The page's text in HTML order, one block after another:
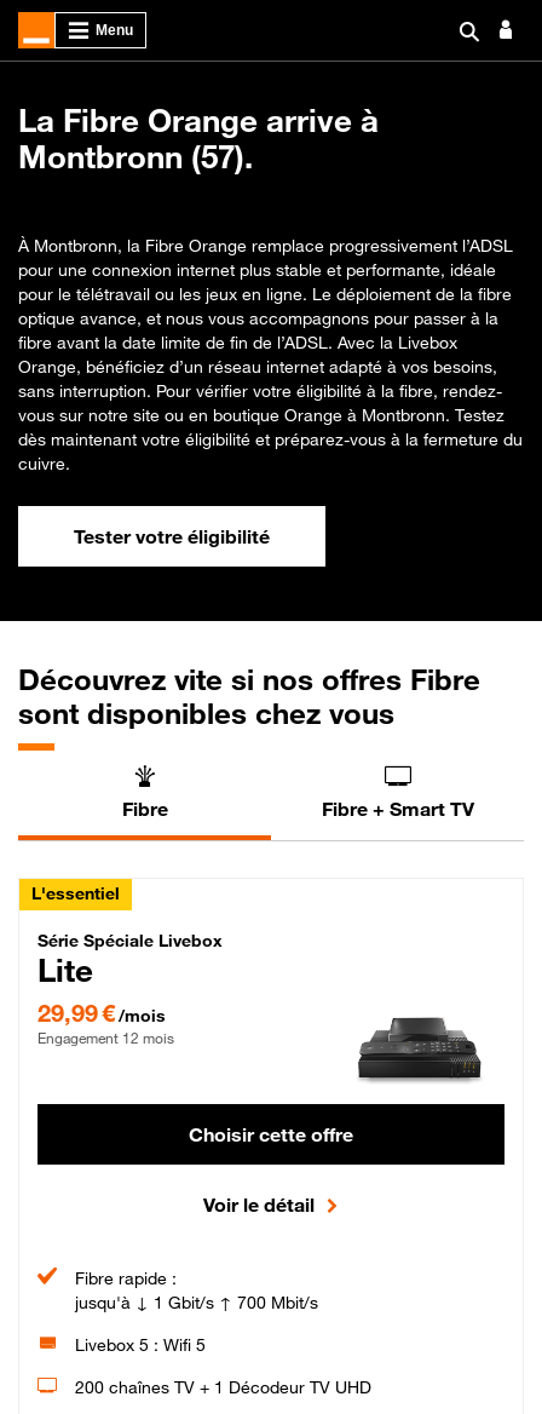
La Fibre Orange arrive à
Montbronn (57).
À Montbronn, la Fibre Orange remplace progressivement l’ADSL
pour une connexion internet plus stable et performante, idéale
pour le télétravail ou les jeux en ligne. Le déploiement de la fibre
optique avance, et nous vous accompagnons pour passer à la
fibre avant la date limite de fin de l’ADSL. Avec la Livebox
Orange, bénéficiez d’un réseau internet adapté à vos besoins,
sans interruption. Pour vérifier votre éligibilité à la fibre, rendez-
vous sur notre site ou en boutique Orange à Montbronn. Testez
dès maintenant votre éligibilité et préparez-vous à la fermeture du
cuivre.
Tester votre éligibilité
Découvrez vite si nos offres Fibre
sont disponibles chez vous
Fibre Fibre + Smart TV
L'essentiel
Série Spéciale Livebox Lite Fibre
Série Spéciale Livebox
Lite
29,99 €/mois
Engagement 12 mois
Choisir cette offre
Voir le détail
Fibre rapide :
jusqu'à ↓ 1 Gbit/s ↑ 700 Mbit/s
Livebox 5 : Wifi 5
200 chaînes TV + 1 Décodeur TV UHD